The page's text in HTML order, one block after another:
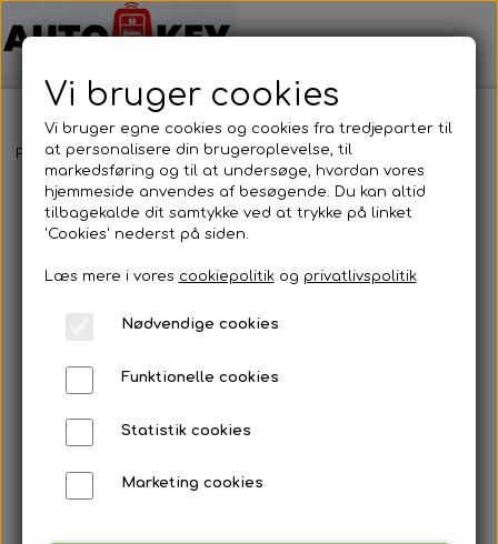
Forside Bilnøgler Toyota Nøglehus Toyota - Nøglehus
Vi bruger cookies
Vi bruger egne cookies og cookies fra tredjeparter til
at personalisere din brugeroplevelse, til
markedsføring og til at undersøge, hvordan vores
hjemmeside anvendes af besøgende. Du kan altid
tilbagekalde dit samtykke ved at trykke på linket
'Cookies' nederst på siden.
Læs mere i vores cookiepolitikog privatlivspolitik
Nødvendige cookies
Funktionelle cookies
Statistik cookies
Marketing cookies